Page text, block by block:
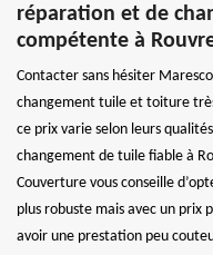
réparation et de
compétente à
Contacter sans hésiter
changement tuile et toiture
ce prix varie selon leurs
changement de tuile fiable à
Couverture vous conseille
plus robuste mais avec un prix
avoir une prestation peu